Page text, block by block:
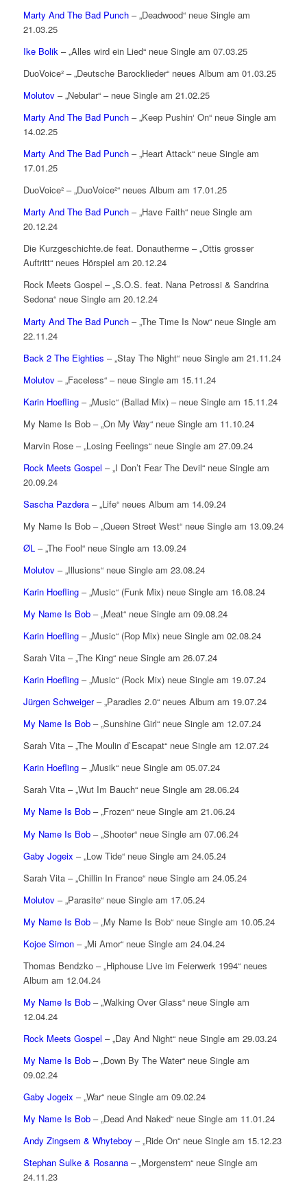
Marty And The Bad Punch– „Deadwood“ neue Single am
21.03.25
Ike Bolik– „Alles wird ein Lied“ neue Single am 07.03.25
DuoVoice² – „Deutsche Barocklieder“ neues Album am 01.03.25
Molutov – „Nebular“ – neue Single am 21.02.25
Marty And The Bad Punch– „Keep Pushin‘ On“ neue Single am
14.02.25
Marty And The Bad Punch– „Heart Attack“ neue Single am
17.01.25
DuoVoice² – „DuoVoice²“ neues Album am 17.01.25
Marty And The Bad Punch– „Have Faith“ neue Single am
20.12.24
Die Kurzgeschichte.de feat. Donautherme – „Ottis grosser
Auftritt“ neues Hörspiel am 20.12.24
Rock Meets Gospel – „S.O.S. feat. Nana Petrossi & Sandrina
Sedona“ neue Single am 20.12.24
Marty And The Bad Punch– „The Time Is Now“ neue Single am
22.11.24
Back 2 The Eighties – „Stay The Night“ neue Single am 21.11.24
Molutov – „Faceless“ – neue Single am 15.11.24
Karin Hoefling– „Music“ (Ballad Mix) – neue Single am 15.11.24
My Name Is Bob – „On My Way“ neue Single am 11.10.24
Marvin Rose – „Losing Feelings“ neue Single am 27.09.24
Rock Meets Gospel – „I Don’t Fear The Devil“ neue Single am
20.09.24
Sascha Pazdera– „Life“ neues Album am 14.09.24
My Name Is Bob – „Queen Street West“ neue Single am 13.09.24
ØL– „The Fool“ neue Single am 13.09.24
Molutov– „Illusions“ neue Single am 23.08.24
Karin Hoefling– „Music“ (Funk Mix) neue Single am 16.08.24
My Name Is Bob– „Meat“ neue Single am 09.08.24
Karin Hoefling– „Music“ (Rop Mix) neue Single am 02.08.24
Sarah Vita – „The King“ neue Single am 26.07.24
Karin Hoefling– „Music“ (Rock Mix) neue Single am 19.07.24
Jürgen Schweiger– „Paradies 2.0“ neues Album am 19.07.24
My Name Is Bob– „Sunshine Girl“ neue Single am 12.07.24
Sarah Vita – „The Moulin d`Escapat“ neue Single am 12.07.24
Karin Hoefling– „Musik“ neue Single am 05.07.24
Sarah Vita – „Wut Im Bauch“ neue Single am 28.06.24
My Name Is Bob– „Frozen“ neue Single am 21.06.24
My Name Is Bob– „Shooter“ neue Single am 07.06.24
Gaby Jogeix – „Low Tide“ neue Single am 24.05.24
Sarah Vita – „Chillin In France“ neue Single am 24.05.24
Molutov– „Parasite“ neue Single am 17.05.24
My Name Is Bob– „My Name Is Bob“ neue Single am 10.05.24
Kojoe Simon– „Mi Amor“ neue Single am 24.04.24
Thomas Bendzko – „Hiphouse Live im Feierwerk 1994“ neues
Album am 12.04.24
My Name Is Bob– „Walking Over Glass“ neue Single am
12.04.24
Rock Meets Gospel – „Day And Night“ neue Single am 29.03.24
My Name Is Bob– „Down By The Water“ neue Single am
09.02.24
Gaby Jogeix – „War“ neue Single am 09.02.24
My Name Is Bob– „Dead And Naked“ neue Single am 11.01.24
Andy Zingsem & Whyteboy – „Ride On“ neue Single am 15.12.23
Stephan Sulke & Rosanna– „Morgenstern“ neue Single am
24.11.23